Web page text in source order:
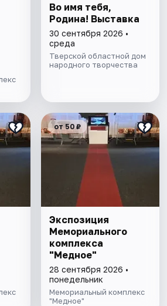
Во имя тебя,
Родина! Выставка
30 сентября 2026 •
среда
Тверской областной дом
народного творчества
от 50 ₽
Экспозиция
Мемориального
комплекса
"Медное"
28 сентября 2026 •
понедельник
Мемориальный комплекс
"Медное"